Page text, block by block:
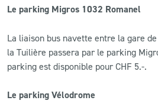
Le parking Migros 1032 Romanel
La liaison bus navette entre la gare
la Tuilière passera par le parking
parking est disponible pour CHF 5.-.
Le parking Vélodrome